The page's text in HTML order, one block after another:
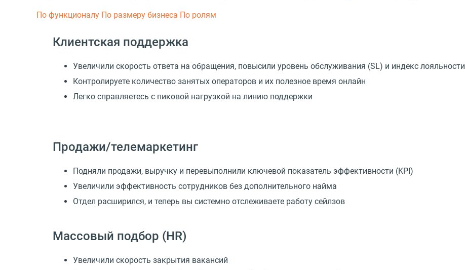
По функционалу По размеру бизнеса По ролям
Клиентская поддержка
Увеличили скорость ответа на обращения, повысили уровень обслуживания (SL) и индекс лояльности
Контролируете количество занятых операторов и их полезное время онлайн
Легко справляетесь с пиковой нагрузкой на линию поддержки
Продажи/телемаркетинг
Подняли продажи, выручку и перевыполнили ключевой показатель эффективности (KPI)
Увеличили эффективность сотрудников без дополнительного найма
Отдел расширился, и теперь вы системно отслеживаете работу сейлзов
Массовый подбор (HR)
Увеличили скорость закрытия вакансий